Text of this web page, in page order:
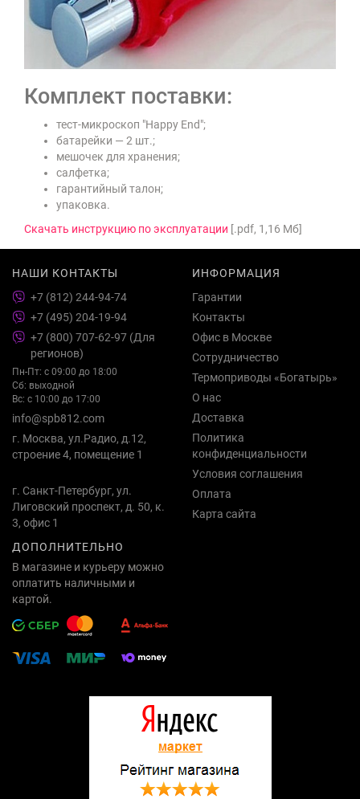
Комплект поставки:
тест-микроскоп "Happy End";
батарейки — 2 шт.;
мешочек для хранения;
салфетка;
гарантийный талон;
упаковка.
Скачать инструкцию по эксплуатации [.pdf, 1,16 Мб]
НАШИ КОНТАКТЫ
+7 (812) 244-94-74
+7 (495) 204-19-94
+7 (800) 707-62-97 (Для
регионов)
Пн-Пт: с 09:00 до 18:00
Сб: выходной
Вс: с 10:00 до 17:00
info@spb812.com
г. Москва, ул.Радио, д.12,
строение 4, помещение 1
г. Санкт-Петербург, ул.
Лиговский проспект, д. 50, к.
3, офис 1
ИНФОРМАЦИЯ
Гарантии
Контакты
Офис в Москве
Сотрудничество
Термоприводы «Богатырь»
О нас
Доставка
Политика
конфиденциальности
Условия соглашения
Оплата
Карта сайта
ДОПОЛНИТЕЛЬНО
В магазине и курьеру можно
оплатить наличными и
картой.